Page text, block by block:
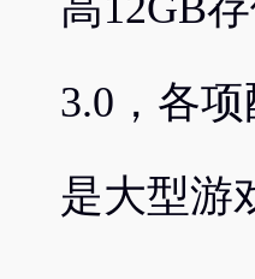
3.0，各
是大型游